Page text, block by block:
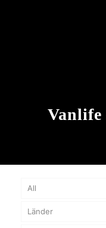
Vanlife
All
Länder